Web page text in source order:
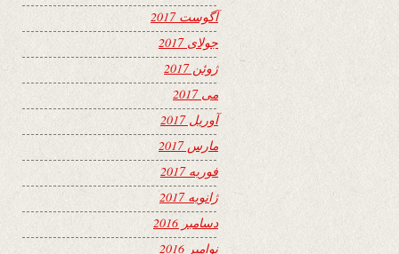
آگوست 2017
جولای 2017
ژوئن 2017
می 2017
آوریل 2017
مارس 2017
فوریه 2017
ژانویه 2017
دسامبر 2016
نوامبر 2016